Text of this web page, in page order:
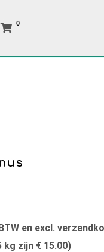
0
en excl.
zijn € 15.00)